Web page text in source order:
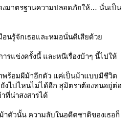
งมาตรฐานความปลอดภัยให้… นั่นเป็น
อนรู้จักเธอและหมอนั่นดีเสียด้ว
รแข่งครั้งนี้ และหนีเรื่องบ้าๆ นี้ไปให้
พร้อมผีม้าอีกตัว แค่เป็นม้าแบบมีชีวิต
งไปไหนไม่ได้อีก สุมิตราต้องทนอยู่ต่อ
ที่น่าสงสารได้
ตัวนั้น ความลับในอดีตชาติของเธอก็